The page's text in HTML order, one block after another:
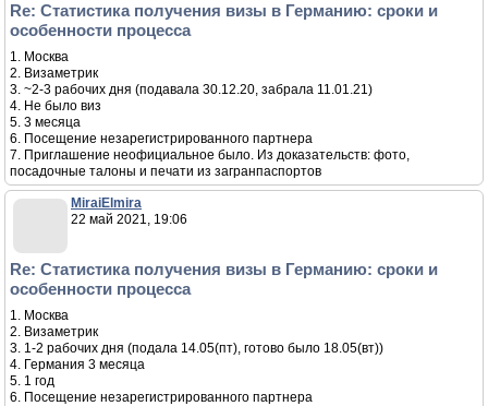
Re: Статистика получения визы в Германию: сроки и
особенности процесса
1. Москва
2. Визаметрик
3. ~2-3 рабочих дня (подавала 30.12.20, забрала 11.01.21)
4. Не было виз
5. 3 месяца
6. Посещение незарегистрированного партнера
7. Приглашение неофициальное было. Из доказательств: фото,
посадочные талоны и печати из загранпаспортов
MiraiElmira
22 май 2021, 19:06
Re: Статистика получения визы в Германию: сроки и
особенности процесса
1. Москва
2. Визаметрик
3. 1-2 рабочих дня (подала 14.05(пт), готово было 18.05(вт))
4. Германия 3 месяца
5. 1 год
6. Посещение незарегистрированного партнера